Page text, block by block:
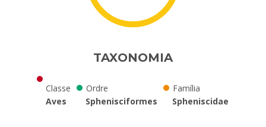
TAXONOMIA
Classe
Aves
Ordre
Sphenisciformes
Família
Spheniscidae